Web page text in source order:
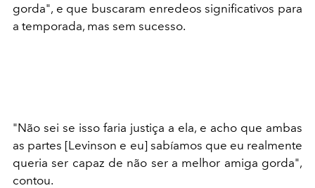
gorda", e que buscaram enredeos significativos para
a temporada, mas sem sucesso.
"Não sei se isso faria justiça a ela, e acho que ambas
as partes [Levinson e eu] sabíamos que eu realmente
queria ser capaz de não ser a melhor amiga gorda",
contou.